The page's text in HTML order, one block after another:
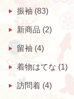
振袖 (83)
新商品 (2)
留袖 (4)
着物はてな (1)
訪問着(4)